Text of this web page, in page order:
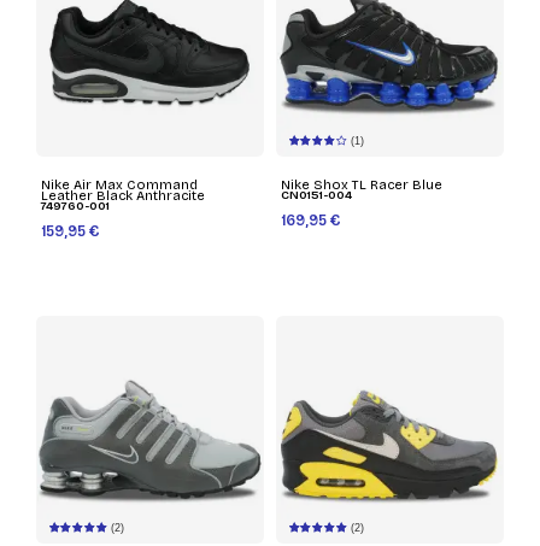
Nike Air Max Command
Leather Black Anthracite
749760-001
159,95 €
(1)
Nike Shox TL Racer Blue
CN0151-004
169,95 €
(2) (2)